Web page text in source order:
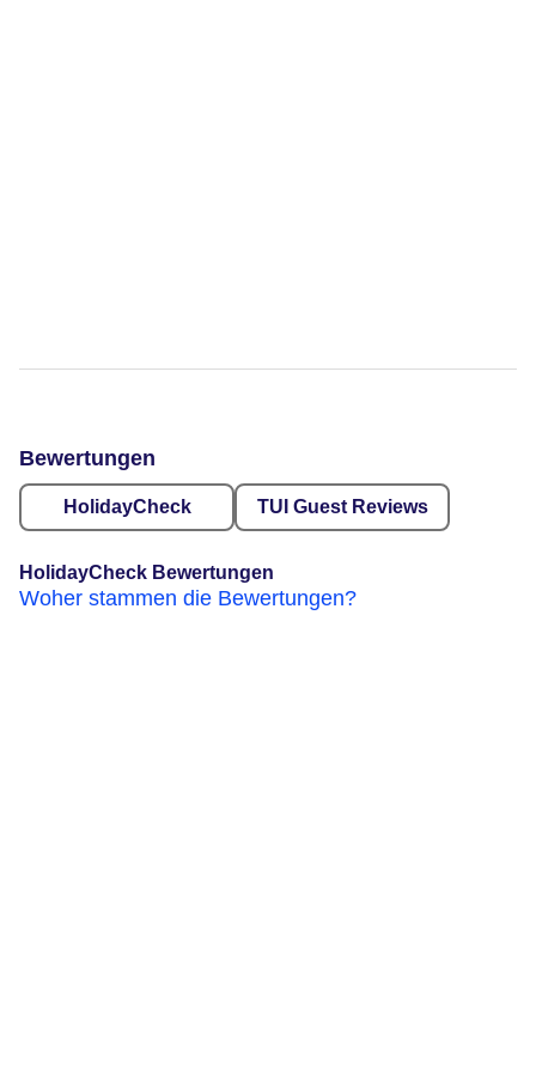
Bewertungen
HolidayCheck TUI Guest Reviews
HolidayCheck Bewertungen
Woher stammen die Bewertungen?